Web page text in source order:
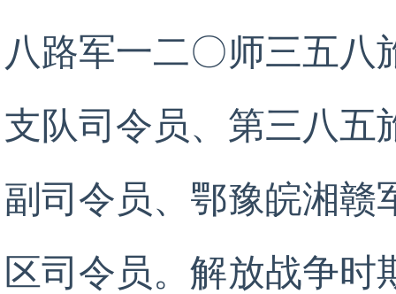
八路军一二〇师三五八
支队司令员、第三八五
副司令员、鄂豫皖湘赣
区司令员。解放战争时